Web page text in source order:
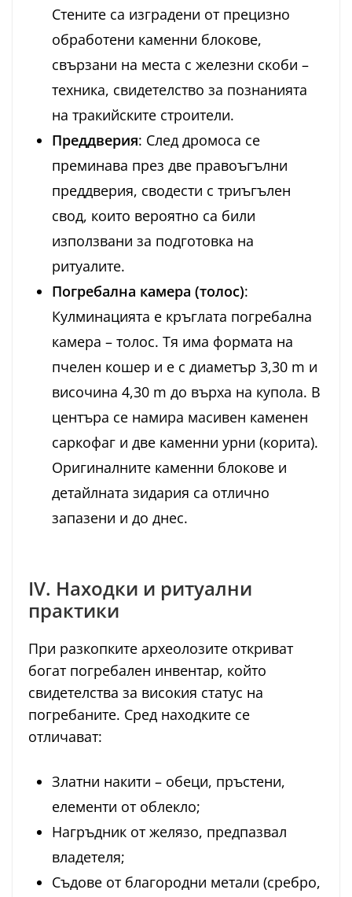
Стените са изградени от прецизно
обработени каменни блокове,
свързани на места с железни скоби –
техника, свидетелство за познанията
на тракийските строители.
Преддверия: След дромоса се
преминава през две правоъгълни
преддверия, сводести с триъгълен
свод, които вероятно са били
използвани за подготовка на
ритуалите.
Погребална камера (толос):
Кулминацията е кръглата погребална
камера – толос. Тя има формата на
пчелен кошер и е с диаметър 3,30 m и
височина 4,30 m до върха на купола. В
центъра се намира масивен каменен
саркофаг и две каменни урни (корита).
Оригиналните каменни блокове и
детайлната зидария са отлично
запазени и до днес.
IV. Находки и ритуални
практики
При разкопките археолозите откриват
богат погребален инвентар, който
свидетелства за високия статус на
погребаните. Сред находките се
отличават:
Златни накити – обеци, пръстени,
елементи от облекло;
Нагръдник от желязо, предпазвал
владетеля;
Съдове от благородни метали (сребро,